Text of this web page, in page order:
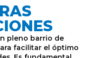
pleno barrio de
facilitar el óptimo